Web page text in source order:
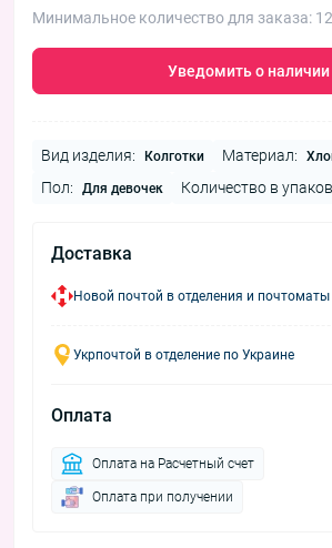
Минимальное количество для заказа: 12
Уведомить о наличии
Вид изделия: Колготки Материал:
Пол: Для девочек Количество в
Доставка
Новой почтой в отделения и почтоматы
Укрпочтой в отделение по Украине
Оплата
Оплата на Расчетный счет
Оплата при получении